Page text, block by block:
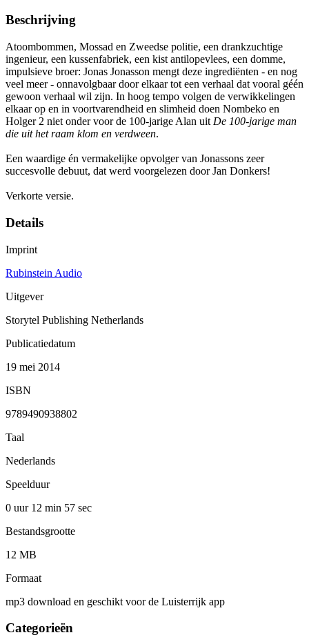
Beschrijving
Atoombommen, Mossad en Zweedse politie, een drankzuchtige
ingenieur, een kussenfabriek, een kist antilopevlees, een domme,
impulsieve broer: Jonas Jonasson mengt deze ingrediënten - en nog
veel meer - onnavolgbaar door elkaar tot een verhaal dat vooral géén
gewoon verhaal wil zijn. In hoog tempo volgen de verwikkelingen
elkaar op en in voortvarendheid en slimheid doen Nombeko en
Holger 2 niet onder voor de 100-jarige Alan uit De 100-jarige man
die uit het raam klom en verdween.
Een waardige én vermakelijke opvolger van Jonassons zeer
succesvolle debuut, dat werd voorgelezen door Jan Donkers!
Verkorte versie.
Details
Imprint
Rubinstein Audio
Uitgever
Storytel Publishing Netherlands
Publicatiedatum
19 mei 2014
ISBN
9789490938802
Taal
Nederlands
Speelduur
0 uur 12 min 57 sec
Bestandsgrootte
12 MB
Formaat
mp3 download en geschikt voor de Luisterrijk app
Categorieën